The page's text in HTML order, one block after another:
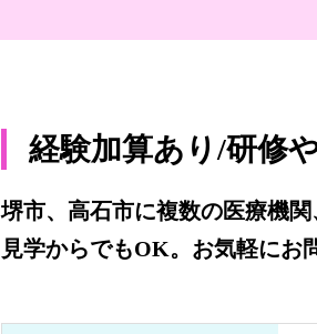
経験加算あり/研修
堺市、高石市に複数の医療機
見学からでもOK。お気軽にお